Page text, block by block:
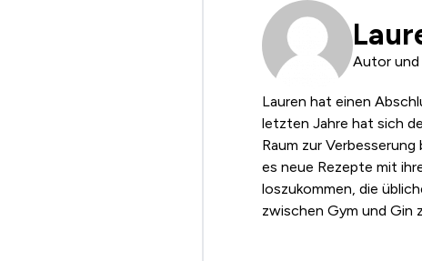
Autor und
Lauren hat einen
letzten Jahre hat sich
Raum zur
es neue Rezepte mit
loszukommen, die
zwischen Gym und Gin